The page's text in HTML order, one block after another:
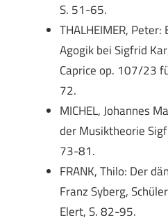
S. 51-65.
THALHEIMER, Peter:
Agogik bei Sigfrid
Caprice op. 107/23
72.
MICHEL, Johannes
der Musiktheorie
73-81.
FRANK, Thilo: Der
Franz Syberg,
Elert, S. 82-95.